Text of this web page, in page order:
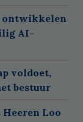
ontwikkelen
AI-
voldoet,
bestuur
Loo